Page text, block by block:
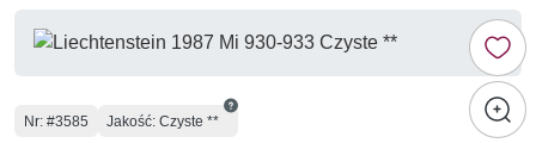
Numer
Nr: #3585 Jakość: Czyste **